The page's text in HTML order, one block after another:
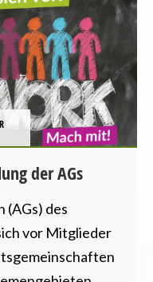
der AGs
(AGs) des
vor Mitglieder